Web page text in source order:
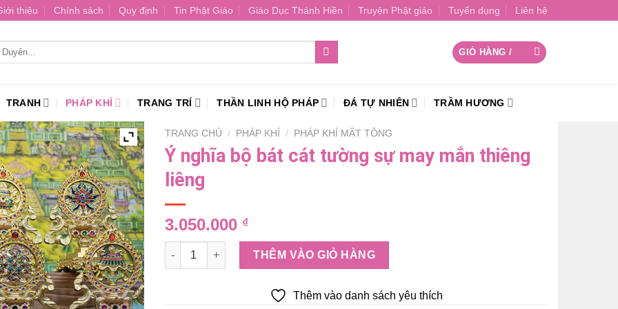
thiệu Chính sách Quy định Tin Phật Giáo Giáo Dục Thánh Hiền Truyện Phật giáo Tuyển dụng Liên hệ
GIỎ HÀNG /
TRANH PHÁP KHÍ TRANG TRÍ THẦN LINH HỘ PHÁP ĐÁ TỰ NHIÊN TRẦM HƯƠNG
TRANG CHỦ / PHÁP KHÍ / PHÁP KHÍ MẬT TÔNG
Ý nghĩa bộ bát cát tường sự may mắn thiêng
liêng
3.050.000 ₫
Ý nghĩa bộ bát cát tường sự may mắn thiêng liêng số lượng
THÊM VÀO GIỎ HÀNG
Thêm vào danh sách yêu thích